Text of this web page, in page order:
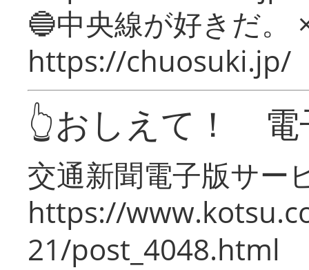
🔵中央線が好きだ。
https://chuosuki.jp/
👆おしえて！ 電
交通新聞電子版サー
https://
21/post_4048.html